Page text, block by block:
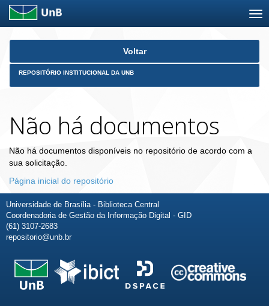
Skip
Voltar
REPOSITÓRIO INSTITUCIONAL DA UNB
Não há documentos
Não há documentos disponíveis no repositório de acordo com a
sua solicitação.
Página inicial do repositório
Universidade de Brasília - Biblioteca Central
Coordenadoria de Gestão da Informação Digital - GID
(61) 3107-2683
repositorio@unb.br